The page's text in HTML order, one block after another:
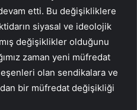
etti. Bu değişikliklere
siyasal ve ideolojik
değişiklikler olduğunu
zaman yeni müfredat
olan sendikalara ve
bir müfredat değişikliği